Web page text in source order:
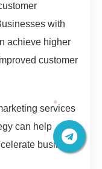
with
achieve higher
customer
services
can help
business